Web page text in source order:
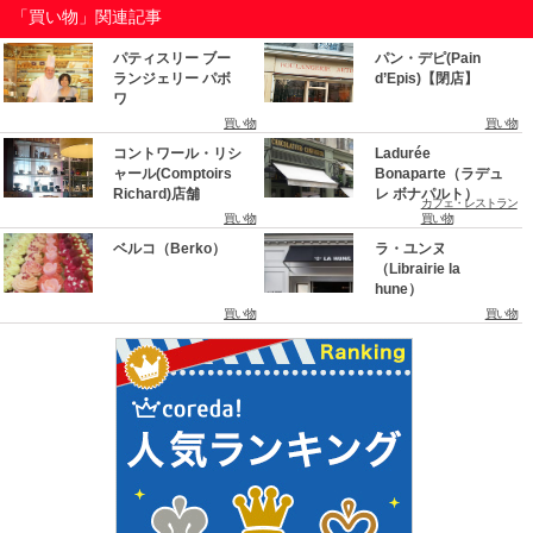
「買い物」関連記事
パティスリー ブー
ランジェリー パボ
ワ
買い物
パン・デピ(Pain
d’Epis)【閉店】
買い物
コントワール・リシ
ャール(Comptoirs
Richard)店舗
買い物
Ladurée
Bonaparte（ラデュ
レ ボナパルト）カフェ・レストラン
買い物
ベルコ（Berko）
買い物
ラ・ユンヌ
（Librairie la
hune）
買い物